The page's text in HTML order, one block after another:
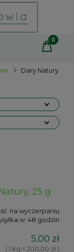
Dary Natury
25 g
na wyczerpaniu
w: 48 godzin
5,00 zł
( 1 kg = 200,00 zł )